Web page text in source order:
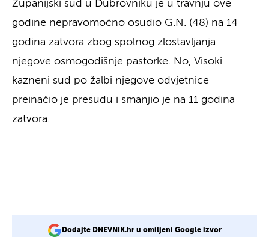
Županijski sud u Dubrovniku je u travnju ove
godine nepravomoćno osudio G.N. (48) na 14
godina zatvora zbog spolnog zlostavljanja
njegove osmogodišnje pastorke. No, Visoki
kazneni sud po žalbi njegove odvjetnice
preinačio je presudu i smanjio je na 11 godina
zatvora.
Dodajte DNEVNIK.hr u omiljeni Google izvor